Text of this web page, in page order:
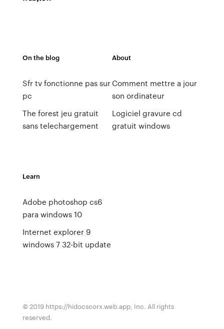
On the blog
Sfr tv fonctionne pas sur
pc
The forest jeu gratuit
sans telechargement
About
Comment mettre a jour
son ordinateur
Logiciel gravure cd
gratuit windows
Learn
Adobe photoshop cs6
para windows 10
Internet explorer 9
windows 7 32-bit update
© 2019 https://hidocscorx.web.app, Inc. All rights
reserved.